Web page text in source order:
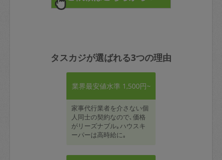
タスカジが選ばれる3つの理由
業界最安値水準 1,500円~
家事代行業者を介さない個
人同士の契約なので､価格
がリーズナブル｡ハウスキ
ーパーは高時給に｡